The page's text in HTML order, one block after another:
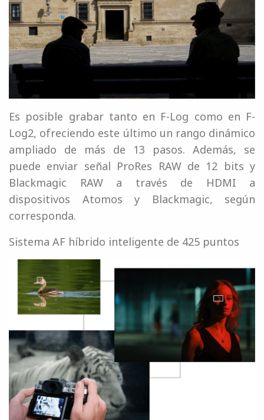
Es posible grabar tanto en F-Log como en F-
Log2, ofreciendo este último un rango dinámico
ampliado de más de 13 pasos. Además, se
puede enviar señal ProRes RAW de 12 bits y
Blackmagic RAW a través de HDMI a
dispositivos Atomos y Blackmagic, según
corresponda.
Sistema AF híbrido inteligente de 425 puntos